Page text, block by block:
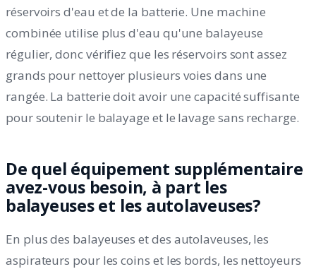
réservoirs d'eau et de la batterie. Une machine
combinée utilise plus d'eau qu'une balayeuse
régulier, donc vérifiez que les réservoirs sont assez
grands pour nettoyer plusieurs voies dans une
rangée. La batterie doit avoir une capacité suffisante
pour soutenir le balayage et le lavage sans recharge.
De quel équipement supplémentaire
avez-vous besoin, à part les
balayeuses et les autolaveuses?
En plus des balayeuses et des autolaveuses, les
aspirateurs pour les coins et les bords, les nettoyeurs